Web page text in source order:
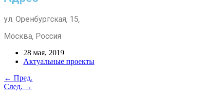
ул. Оренбургская, 15,
Москва, Россия
28 мая, 2019
Актуальные проекты
← Пред.
След. →